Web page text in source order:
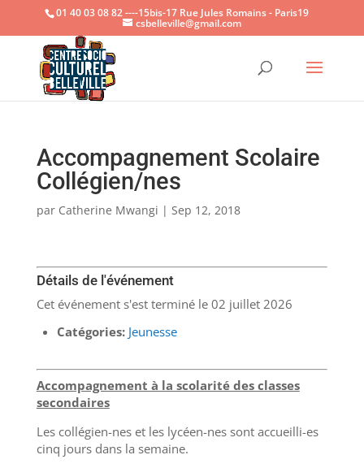
Ouvrir
01 40 03 08 82 ----15bis-17 Rue Jules Romains - Paris19
csbelleville@gmail.com
Accompagnement Scolaire
Collégien/nes
par Catherine Mwangi | Sep 12, 2018
Détails de l'événement
Cet événement s'est terminé le 02 juillet 2026
Catégories: Jeunesse
Accompagnement à la scolarité des classes
secondaires
Les collégien-nes et les lycéen-nes sont accueilli-es
cinq jours dans la semaine.